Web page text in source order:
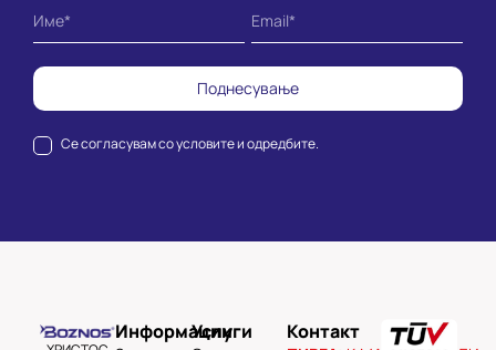
Се согласувам соусловите и одредбите.
Поднесување
Информации
Услуги Контакт